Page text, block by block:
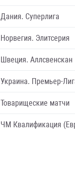
Дания. Суперлига
Норвегия. Элитсерия
Швеция. Аллсвенскан
Украина. Премьер-
Товарищеские матчи
ЧМ Квалификация